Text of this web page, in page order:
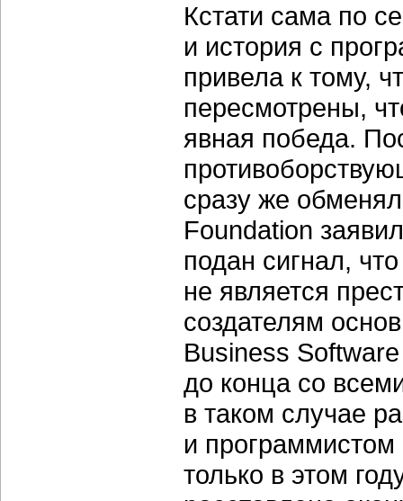
Кстати сама по
и история с
привела к тому,
пересмотрены,
явная победа.
сразу же
Foundation
подан сигнал,
не является
создателям
Business
до конца со
в таком случае
и
только в этом